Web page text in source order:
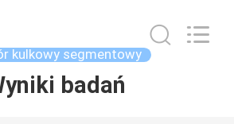
kulkowy segmentowy
badań